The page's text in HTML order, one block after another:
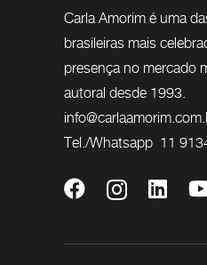
Carla Amorim é uma
brasileiras mais
presença no mercado
autoral desde 1993.
Tel./Whatsapp 11